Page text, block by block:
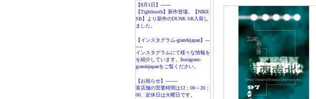
【8月1日】-------
【Tightbooth】新作登場。【NIKE
SB】より新作のDUNK SB入荷し
ました。
【インスタグラム-grandejapan】---
-----
インスタグラムにて様々な情報を
を紹介しています。Instagram-
grandejapanをご覧ください。
【お知らせ】--------
実店舗の営業時間は12：00～20：
00、定休日は火曜日です。